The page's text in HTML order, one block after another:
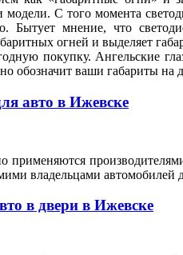
модели. С того момента
Бытует мнение, что
огней и выделяет
покупку. Ангельские
обозначит ваши габариты
авто в Ижевске
применяются
владельцами автомобилей
в двери в Ижевске